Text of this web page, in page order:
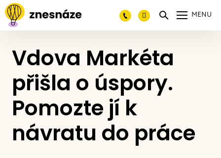
MENU
Vdova Markéta
přišla o úspory.
Pomozte jí k
návratu do práce